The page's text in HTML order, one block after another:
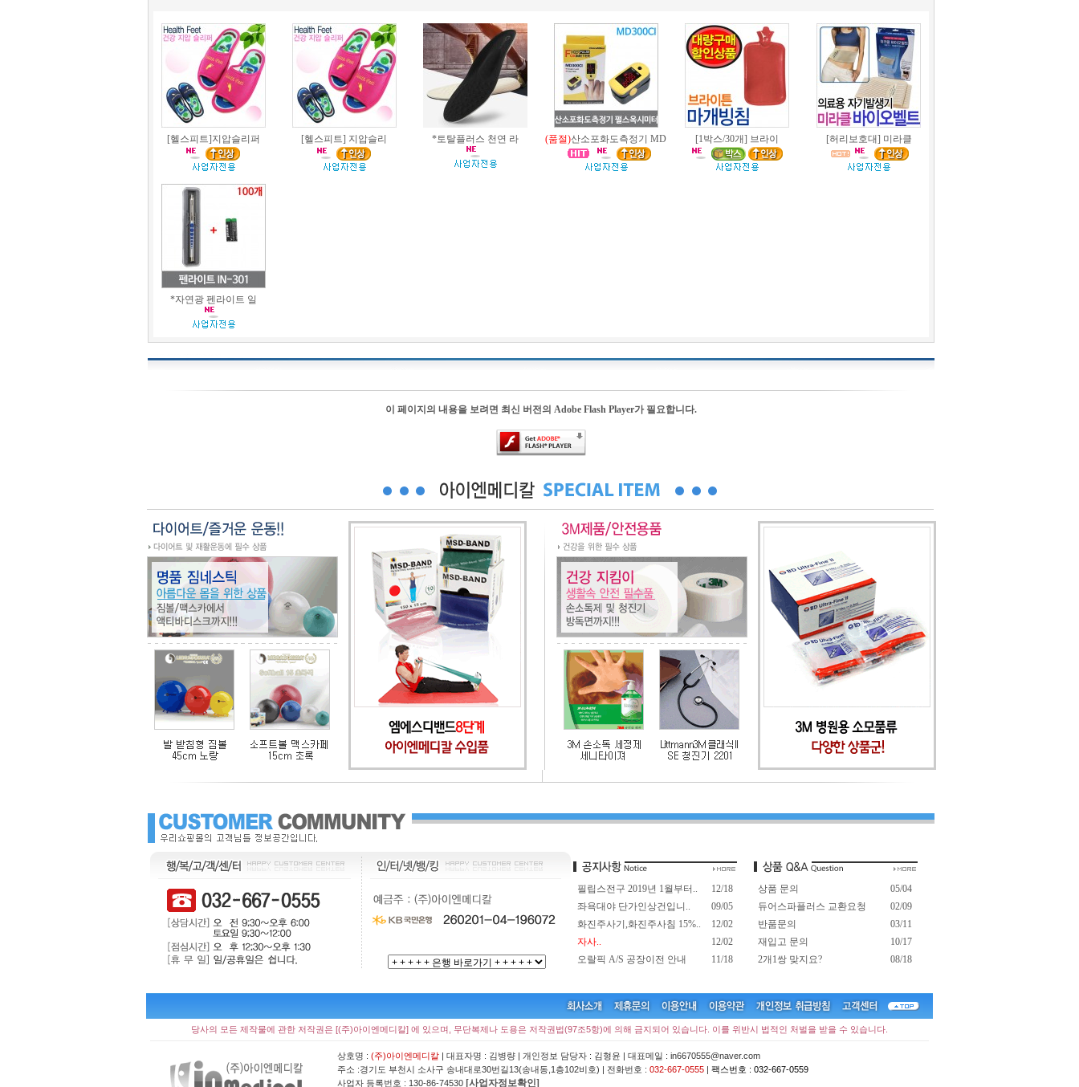
[헬스피트]지압슬리퍼 [헬스피트] 지압슬리 *토탈플러스 천연 라 (품절)산소포화도측정기 MD [1박스/30개] 브라이 [허리보호대] 미라클
*자연광 펜라이트 일
이 페이지의 내용을 보려면 최신 버전의 Adobe Flash Player가 필요합니다.
필립스전구 2019년 1월부터..
12/18
좌욕대야 단가인상건입니..
09/05
화진주사기,화진주사침 15%..
12/02
자사..
12/02
오랄픽 A/S 공장이전 안내
11/18
상품 문의
05/04
듀어스파플러스 교환요청
02/09
반품문의
03/11
재입고 문의
10/17
2개1쌍 맞지요?
08/18
당사의 모든 제작물에 관한 저작권은 [(주)아이엔메디칼] 에 있으며, 무단복제나 도용은 저작권법(97조5항)에 의해 금지되어 있습니다. 이를 위반시 법적인 처벌을 받을 수 있습니다.
상호명 : (주)아이엔메디칼 | 대표자명 : 김병량 | 개인정보 담당자 : 김형윤 | 대표메일 : in6670555@naver.com
주소 :경기도 부천시 소사구 송내대로30번길13(송내동,1층102비호) | 전화번호 : 032-667-0555 | 팩스번호 : 032-667-0559
사업자 등록번호 : 130-86-74530 [사업자정보확인]